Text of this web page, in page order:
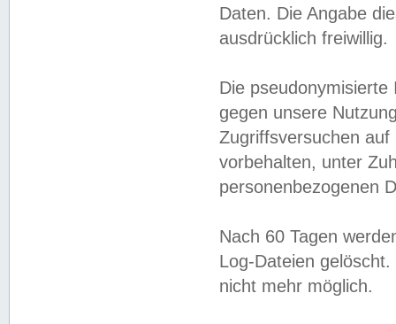
Daten. Die Angabe
ausdrücklich freiwillig.
Die
gegen unsere
Zugriffsversuchen
vorbehalten, unter
personenbezogenen
Nach 60 Tagen
Log-Dateien
nicht mehr möglich.